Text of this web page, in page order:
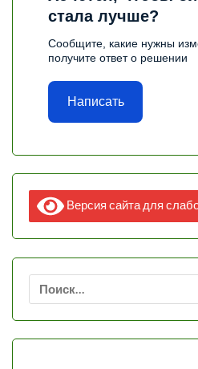
стала лучше?
Сообщите, какие нужны
получите ответ о решении
Написать
Версия сайта для
Найти: